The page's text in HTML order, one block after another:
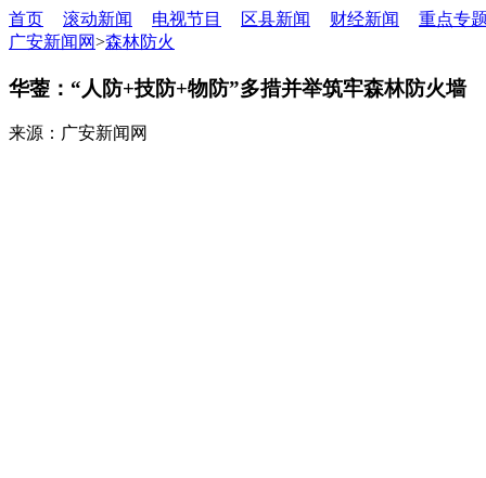
首页 滚动新闻 电视节目 区县新闻 财经新闻
重点专
广安新闻网>森林防火
华蓥：“人防+技防+物防”多措并举筑牢森林防火墙
来源：广安新闻网